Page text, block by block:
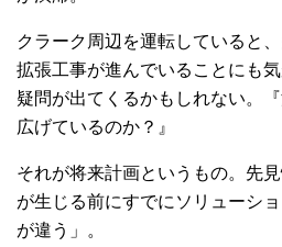
クラーク周辺を運転していると
拡張工事が進んでいることにも
疑問が出てくるかもしれない。
広げているのか？』
それが将来計画というもの。先
が生じる前にすでにソリューシ
が違う」。